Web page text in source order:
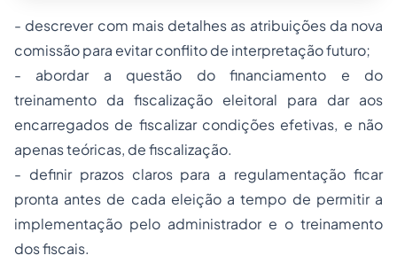
- descrever com mais detalhes as atribuições da nova
comissão para evitar conflito de interpretação futuro;
- abordar a questão do financiamento e do
treinamento da fiscalização eleitoral para dar aos
encarregados de fiscalizar condições efetivas, e não
apenas teóricas, de fiscalização.
- definir prazos claros para a regulamentação ficar
pronta antes de cada eleição a tempo de permitir a
implementação pelo administrador e o treinamento
dos fiscais.